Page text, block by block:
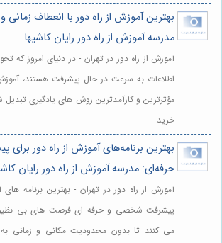
بهترین آموزش از راه دور با انعطاف زمانی
مدرسه آموزش از راه دور رایان کاشیها
آموزش از راه دور در تهران - در دنیای امروز که
اطلاعات به سرعت در حال پیشرفت هستند،
مؤثرترین و کارآمدترین روش های یادگیری
خرید
بهترین برنامه‌های آموزش از راه دور
حرفه‌ای: مدرسه آموزش از راه دور رایان
آموزش از راه دور در تهران - بهترین برنامه های
پیشرفت شخصی و حرفه ای فرصت های بی نظیری
می کنند تا بدون محدودیت مکانی و زمانی